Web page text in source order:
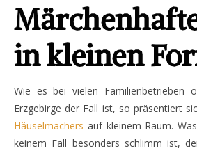
in kleinen
Wie es bei vielen Familienbetrieben
Erzgebirge der Fall ist, so präsentiert
Häuselmachers auf kleinem Raum.
keinem Fall besonders schlimm ist,